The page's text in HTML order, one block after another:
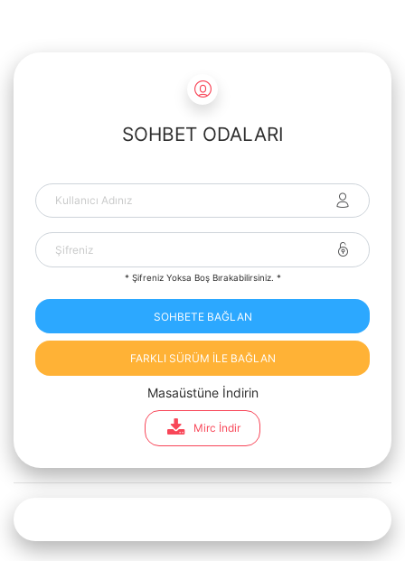
SOHBET ODALARI
* Şifreniz Yoksa Boş Bırakabilirsiniz. *
SOHBETE BAĞLAN
FARKLI SÜRÜM İLE BAĞLAN
Masaüstüne İndirin
Mirc İndir